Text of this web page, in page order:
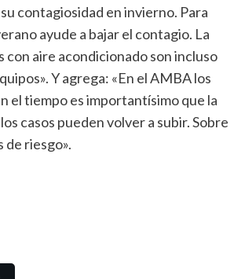
contagiosidad en invierno. Para
ayude a bajar el contagio. La
aire acondicionado son incluso
Y agrega: «En el AMBA los
el tiempo es importantísimo que la
casos pueden volver a subir. Sobre
de riesgo».